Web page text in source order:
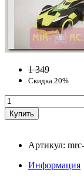
1 349
Скидка 20%
Артикул:
Информация